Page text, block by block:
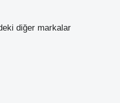
diğer markalar